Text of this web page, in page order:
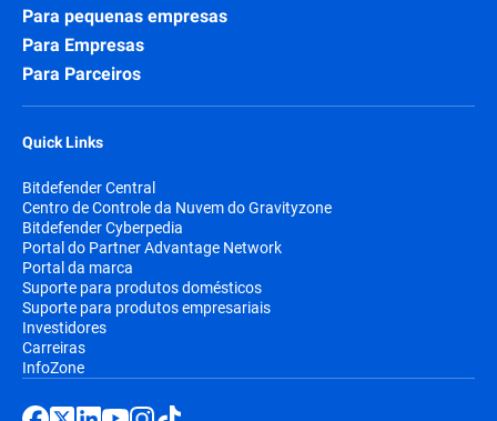
Para pequenas empresas
Para Empresas
Para Parceiros
Quick Links
Bitdefender Central
Centro de Controle da Nuvem do Gravityzone
Bitdefender Cyberpedia
Portal do Partner Advantage Network
Portal da marca
Suporte para produtos domésticos
Suporte para produtos empresariais
Investidores
Carreiras
InfoZone